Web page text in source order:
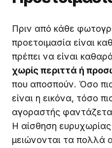
Πριν από κάθε
προετοιμασία είναι
πρέπει να είναι
χωρίς περιττά ή
που αποσπούν. Όσο
είναι η εικόνα, τόσο
αγοραστής
Η αίσθηση
μειώνονται τα πολλά